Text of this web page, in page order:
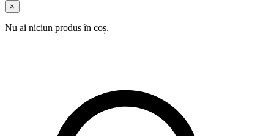
×
Nu ai niciun produs în coș.